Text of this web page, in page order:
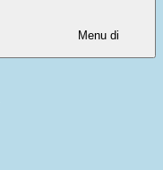
Menu di